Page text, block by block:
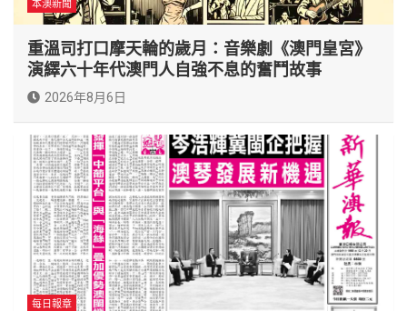
本澳新聞
重溫司打口摩天輪的歲月：音樂劇《澳門皇宮》
演繹六十年代澳門人自強不息的奮鬥故事
2026年8月6日
每日報章